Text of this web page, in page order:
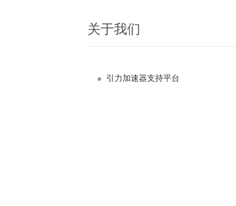
关于我们
引力加速器支持平台